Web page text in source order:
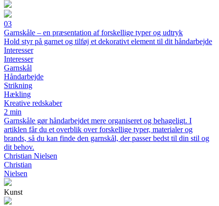
03
Garnskåle – en præsentation af forskellige typer og udtryk
Hold styr på garnet og tilføj et dekorativt element til dit håndarbejde
Interesser
Interesser
Garnskål
Håndarbejde
Strikning
Hækling
Kreative redskaber
2 min
Garnskåle gør håndarbejdet mere organiseret og behageligt. I
artiklen får du et overblik over forskellige typer, materialer og
brands, så du kan finde den garnskål, der passer bedst til din stil og
dit behov.
Christian Nielsen
Christian
Nielsen
Kunst